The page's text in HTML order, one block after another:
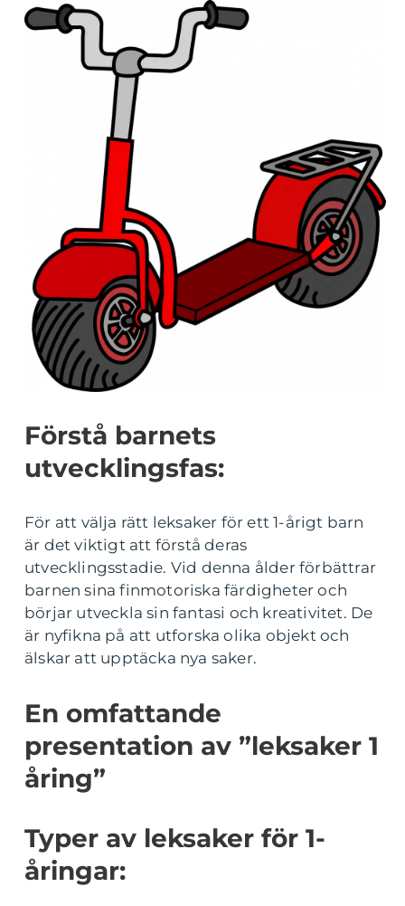
Förstå barnets
utvecklingsfas:
För att välja rätt leksaker för ett 1-årigt barn
är det viktigt att förstå deras
utvecklingsstadie. Vid denna ålder förbättrar
barnen sina finmotoriska färdigheter och
börjar utveckla sin fantasi och kreativitet. De
är nyfikna på att utforska olika objekt och
älskar att upptäcka nya saker.
En omfattande
presentation av ”leksaker 1
åring”
Typer av leksaker för 1-
åringar: